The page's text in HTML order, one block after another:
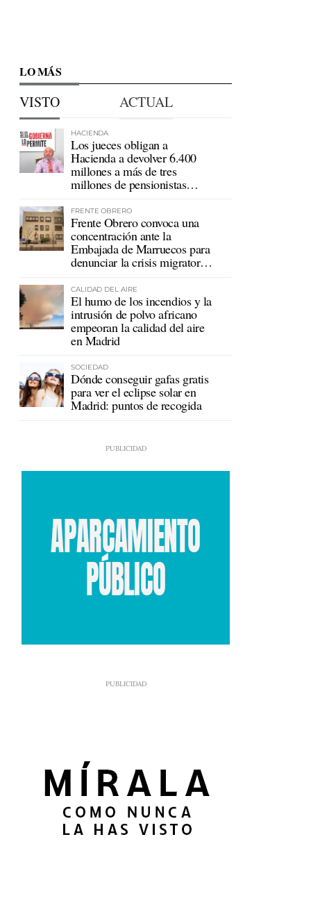
LO MÁS
VISTO ACTUAL
HACIENDA
Los jueces obligan a
Hacienda a devolver 6.400
millones a más de tres
millones de pensionistas
FRENTE OBRERO
Frente Obrero convoca una
concentración ante la
Embajada de Marruecos para
denunciar la crisis migratoria
CALIDAD DEL AIRE
El humo de los incendios y la
intrusión de polvo africano
empeoran la calidad del aire
en Madrid
SOCIEDAD
Dónde conseguir gafas gratis
para ver el eclipse solar en
Madrid: puntos de recogida